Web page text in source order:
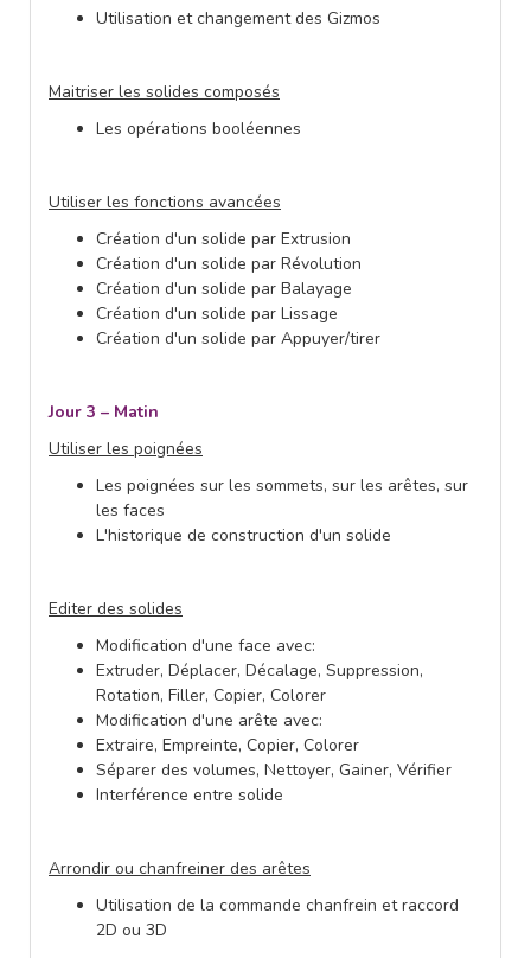
Utilisation et changement des Gizmos
Maitriser les solides composés
Les opérations booléennes
Utiliser les fonctions avancées
Création d'un solide par Extrusion
Création d'un solide par Révolution
Création d'un solide par Balayage
Création d'un solide par Lissage
Création d'un solide par Appuyer/tirer
Jour 3 – Matin
Utiliser les poignées
Les poignées sur les sommets, sur les arêtes, sur
les faces
L'historique de construction d'un solide
Editer des solides
Modification d'une face avec:
Extruder, Déplacer, Décalage, Suppression,
Rotation, Filler, Copier, Colorer
Modification d'une arête avec:
Extraire, Empreinte, Copier, Colorer
Séparer des volumes, Nettoyer, Gainer, Vérifier
Interférence entre solide
Arrondir ou chanfreiner des arêtes
Utilisation de la commande chanfrein et raccord
2D ou 3D